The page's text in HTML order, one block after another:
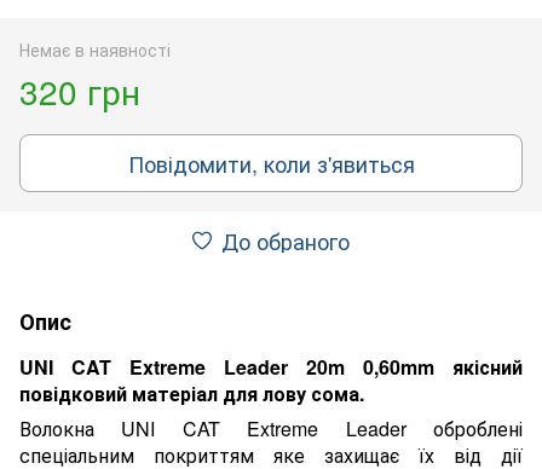
Немає в наявності
320 грн
Повідомити, коли з'явиться
До обраного
Опис
UNI CAT Extreme Leader 20m 0,60mm якісний
повідковий матеріал для лову сома.
Волокна UNI CAT Extreme Leader оброблені
спеціальним покриттям яке захищає їх від дії